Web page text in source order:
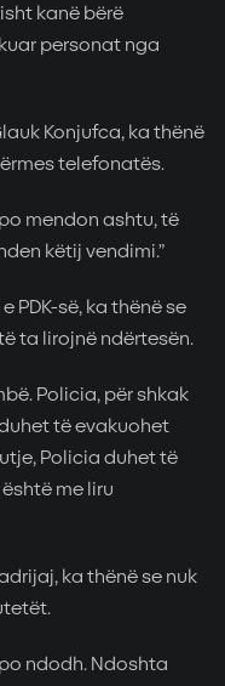
kanë bërë
personat nga
Konjufca, ka thënë
telefonatës.
mendon ashtu, të
këtij vendimi.”
PDK-së, ka thënë se
ta lirojnë ndërtesën.
Policia, për shkak
të evakuohet
Policia duhet të
me liru
ka thënë se nuk
ndodh. Ndoshta